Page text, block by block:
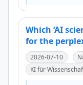
Which ‘AI
for the
2026-07-10
KI für